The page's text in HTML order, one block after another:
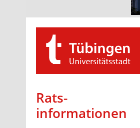
Rats­
informationen